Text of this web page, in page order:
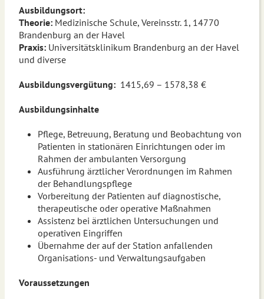
Ausbildungsort:
Theorie: Medizinische Schule, Vereinsstr. 1, 14770
Brandenburg an der Havel
Praxis: Universitätsklinikum Brandenburg an der Havel
und diverse
Ausbildungsvergütung: 1415,69 – 1578,38 €
Ausbildungsinhalte
Pflege, Betreuung, Beratung und Beobachtung von
Patienten in stationären Einrichtungen oder im
Rahmen der ambulanten Versorgung
Ausführung ärztlicher Verordnungen im Rahmen
der Behandlungspflege
Vorbereitung der Patienten auf diagnostische,
therapeutische oder operative Maßnahmen
Assistenz bei ärztlichen Untersuchungen und
operativen Eingriffen
Übernahme der auf der Station anfallenden
Organisations- und Verwaltungsaufgaben
Voraussetzungen